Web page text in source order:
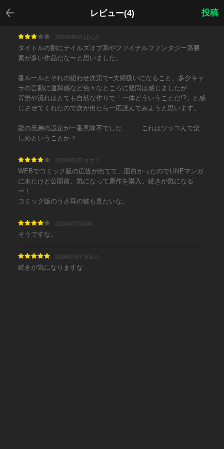
レビュー(4)
戻る
投稿
2024/08/16 ばんか
タイトルの割にテイルズオブ系やファイナルファンタジー系要
素が多い作品だな〜と思いました。
番ルールとそれの組わせ次第で=夫婦扱いになること、多少キャ
ラの言動に違和感など色々なところに疑問は感じましたが…
背景や流れはとても自然な作りで「一体どういうことだ!?」と感
じさせてくれたので次が出たら一応読んでみようと思います。
龍の兄弟の設定が一番意味不でした………これはツッコんで楽
しめということか？
2024/07/28 カオリ
WEBでコミック版の広告が出てて、面白かったのでLINEマンガ
に来たけど公開前。気になって原作を購入。続きが気になる
ー！
コミック版のうさ耳の彼も見たいな。
2024/07/11 DAI
そうですな。
2024/07/07 ガルル
続きが気になりますな